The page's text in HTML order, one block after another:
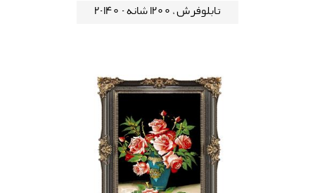
تابلوفرش ، 1200 شانه - 140-2